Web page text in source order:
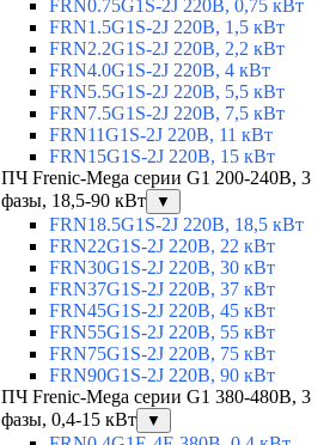
FRN0.75G1S-2J 220В, 0,75 кВт
FRN1.5G1S-2J 220В, 1,5 кВт
FRN2.2G1S-2J 220В, 2,2 кВт
FRN4.0G1S-2J 220В, 4 кВт
FRN5.5G1S-2J 220В, 5,5 кВт
FRN7.5G1S-2J 220В, 7,5 кВт
FRN11G1S-2J 220В, 11 кВт
FRN15G1S-2J 220В, 15 кВт
ПЧ Frenic-Mega серии G1 200-240В, 3
фазы, 18,5-90 кВт
▼
FRN18.5G1S-2J 220В, 18,5 кВт
FRN22G1S-2J 220В, 22 кВт
FRN30G1S-2J 220В, 30 кВт
FRN37G1S-2J 220В, 37 кВт
FRN45G1S-2J 220В, 45 кВт
FRN55G1S-2J 220В, 55 кВт
FRN75G1S-2J 220В, 75 кВт
FRN90G1S-2J 220В, 90 кВт
ПЧ Frenic-Mega серии G1 380-480В, 3
фазы, 0,4-15 кВт
▼